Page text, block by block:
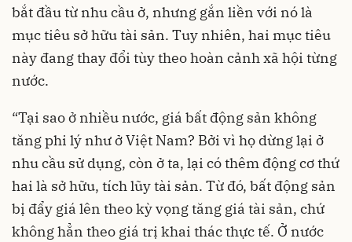
bắt đầu từ nhu cầu ở, nhưng gắn liền với nó là
mục tiêu sở hữu tài sản. Tuy nhiên, hai mục tiêu
này đang thay đổi tùy theo hoàn cảnh xã hội từng
nước.
“Tại sao ở nhiều nước, giá bất động sản không
tăng phi lý như ở Việt Nam? Bởi vì họ dừng lại ở
nhu cầu sử dụng, còn ở ta, lại có thêm động cơ thứ
hai là sở hữu, tích lũy tài sản. Từ đó, bất động sản
bị đẩy giá lên theo kỳ vọng tăng giá tài sản, chứ
không hẳn theo giá trị khai thác thực tế. Ở nước